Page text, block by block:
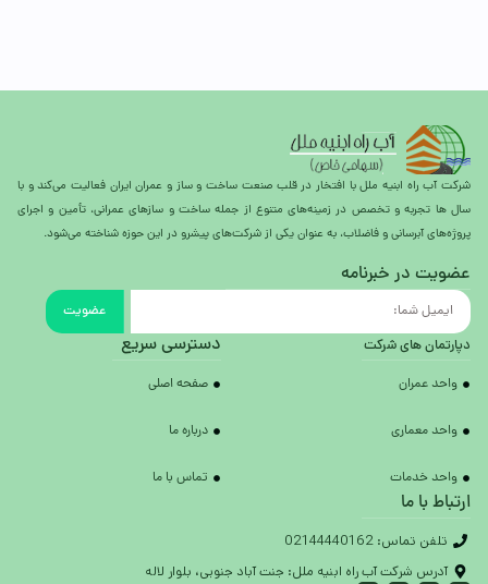
شرکت آب راه ابنیه ملل با افتخار در قلب صنعت ساخت و ساز و عمران ایران فعالیت می‌کند و با
سال ها تجربه و تخصص در زمینه‌های متنوع از جمله ساخت و سازهای عمرانی، تأمین و اجرای
پروژه‌های آبرسانی و فاضلاب، به عنوان یکی از شرکت‌های پیشرو در این حوزه شناخته می‌شود.
عضویت در خبرنامه
عضویت
دپارتمان های شرکت
واحد عمران
واحد معماری
واحد خدمات
دسترسی سریع
صفحه اصلی
درباره ما
تماس با ما
ارتباط با ما
تلفن تماس: 02144440162
آدرس شرکت آب راه ابنیه ملل: جنت آباد جنوبی، بلوار لاله